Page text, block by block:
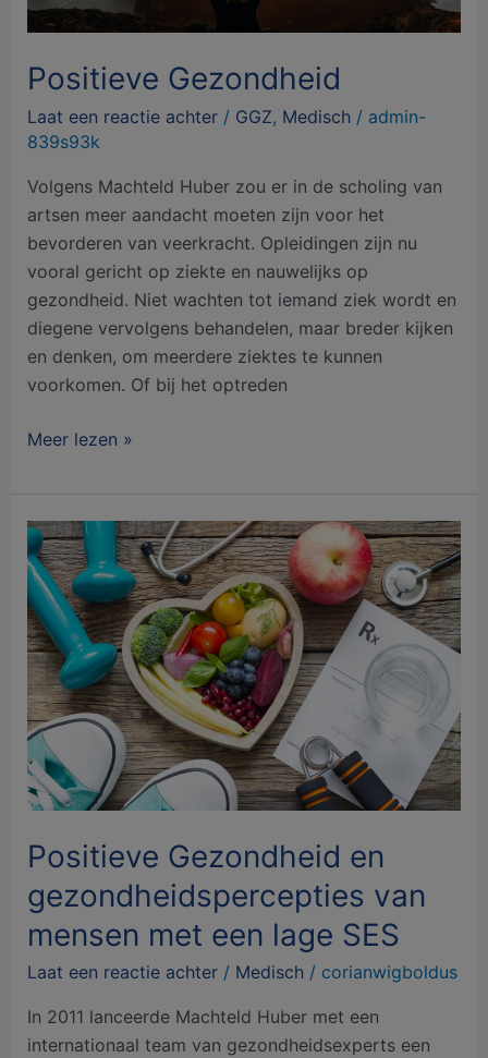
Positieve Gezondheid
Laat een reactie achter / GGZ, Medisch/ admin-
839s93k
Volgens Machteld Huber zou er in de scholing van
artsen meer aandacht moeten zijn voor het
bevorderen van veerkracht. Opleidingen zijn nu
vooral gericht op ziekte en nauwelijks op
gezondheid. Niet wachten tot iemand ziek wordt en
diegene vervolgens behandelen, maar breder kijken
en denken, om meerdere ziektes te kunnen
voorkomen. Of bij het optreden
Meer lezen »
Positieve Gezondheid en
gezondheidspercepties van
mensen met een lage SES
Laat een reactie achter / Medisch/ corianwigboldus
In 2011 lanceerde Machteld Huber met een
internationaal team van gezondheidsexperts een
Positieve
Gezondheid
en
gezondheidspercepties
van
mensen
met
een
lage
SES